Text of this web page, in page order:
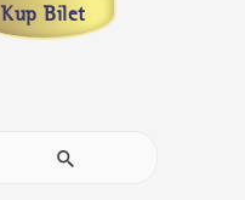
Kup Bilet